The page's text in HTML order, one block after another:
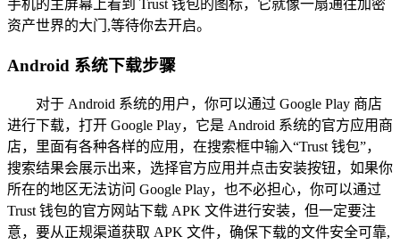
手机的主屏幕上看到 Trust 钱包的图标，它就像一扇通往加密
资产世界的大门,等待你去开启。
Android 系统下载步骤
对于 Android 系统的用户，你可以通过 Google Play 商店
进行下载，打开 Google Play，它是 Android 系统的官方应用商
店，里面有各种各样的应用，在搜索框中输入“Trust 钱包”，
搜索结果会展示出来，选择官方应用并点击安装按钮，如果你
所在的地区无法访问 Google Play，也不必担心，你可以通过
Trust 钱包的官方网站下载 APK 文件进行安装，但一定要注
意，要从正规渠道获取 APK 文件，确保下载的文件安全可靠,